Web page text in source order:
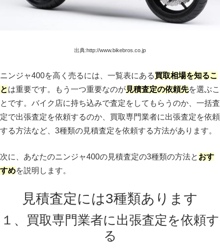
出典:http://www.bikebros.co.jp
ニンジャ400を高く売るには、一覧表にある買取相場を知るこ
とは重要です。もう一つ重要なのが見積査定の依頼先を選ぶこ
とです。バイク店に持ち込みで査定をしてもらうのか、一括査
定で出張査定を依頼するのか、買取専門業者に出張査定を依頼
する方法など、3種類の見積査定を依頼する方法があります。
次に、あなたのニンジャ400の見積査定の3種類の方法と おす
すめを説明します。
見積査定には3種類あります
１、買取専門業者に出張査定を依頼す
る